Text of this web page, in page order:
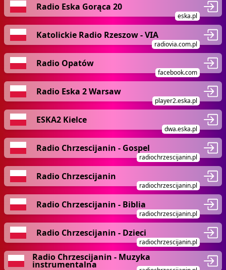
Radio Eska Gorąca 20
eska.pl
Katolickie Radio Rzeszow - VIA
radiovia.com.pl
Radio Opatów
facebook.com
Radio Eska 2 Warsaw
player2.eska.pl
ESKA2 Kielce
dwa.eska.pl
Radio Chrzescijanin - Gospel
radiochrzescijanin.pl
Radio Chrzescijanin
radiochrzescijanin.pl
Radio Chrzescijanin - Biblia
radiochrzescijanin.pl
Radio Chrzescijanin - Dzieci
radiochrzescijanin.pl
Radio Chrzescijanin - Muzyka
instrumentalna